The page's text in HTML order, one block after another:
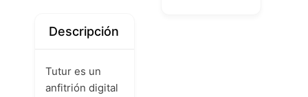
Descripción
Tutur es un
anfitrión digital